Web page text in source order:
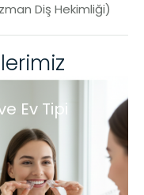
Diş Hekimliği)
Ev Tipi